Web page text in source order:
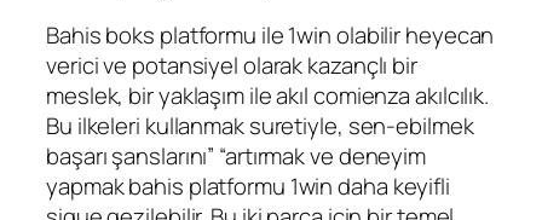
Bahis boks platformu ile 1win olabilir heyecan
verici ve potansiyel olarak kazançlı bir
meslek, bir yaklaşım ile akıl comienza akılcılık.
Bu ilkeleri kullanmak suretiyle, sen-ebilmek
başarı şanslarını” “artırmak ve deneyim
yapmak bahis platformu 1win daha keyifli